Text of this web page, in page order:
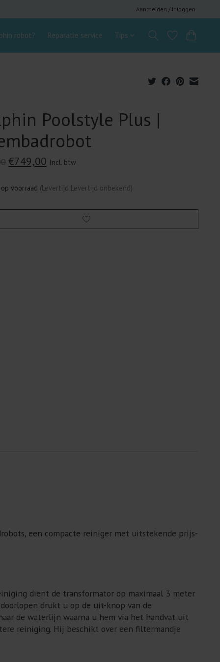
Aanmelden / Inloggen
robot? Reparatie service Tips
Poolstyle Plus |
€749,00 Incl. btw
voorraad (Levertijd:Levertijd onbekend)
een compacte reiniger met uitstekende prijs-
dient de transformator op maximaal 3 meter
drukt u op de uit-knop van de
de waterlijn waarna u hem via het handvat uit
reiniging. Hij beschikt over een filtermandje